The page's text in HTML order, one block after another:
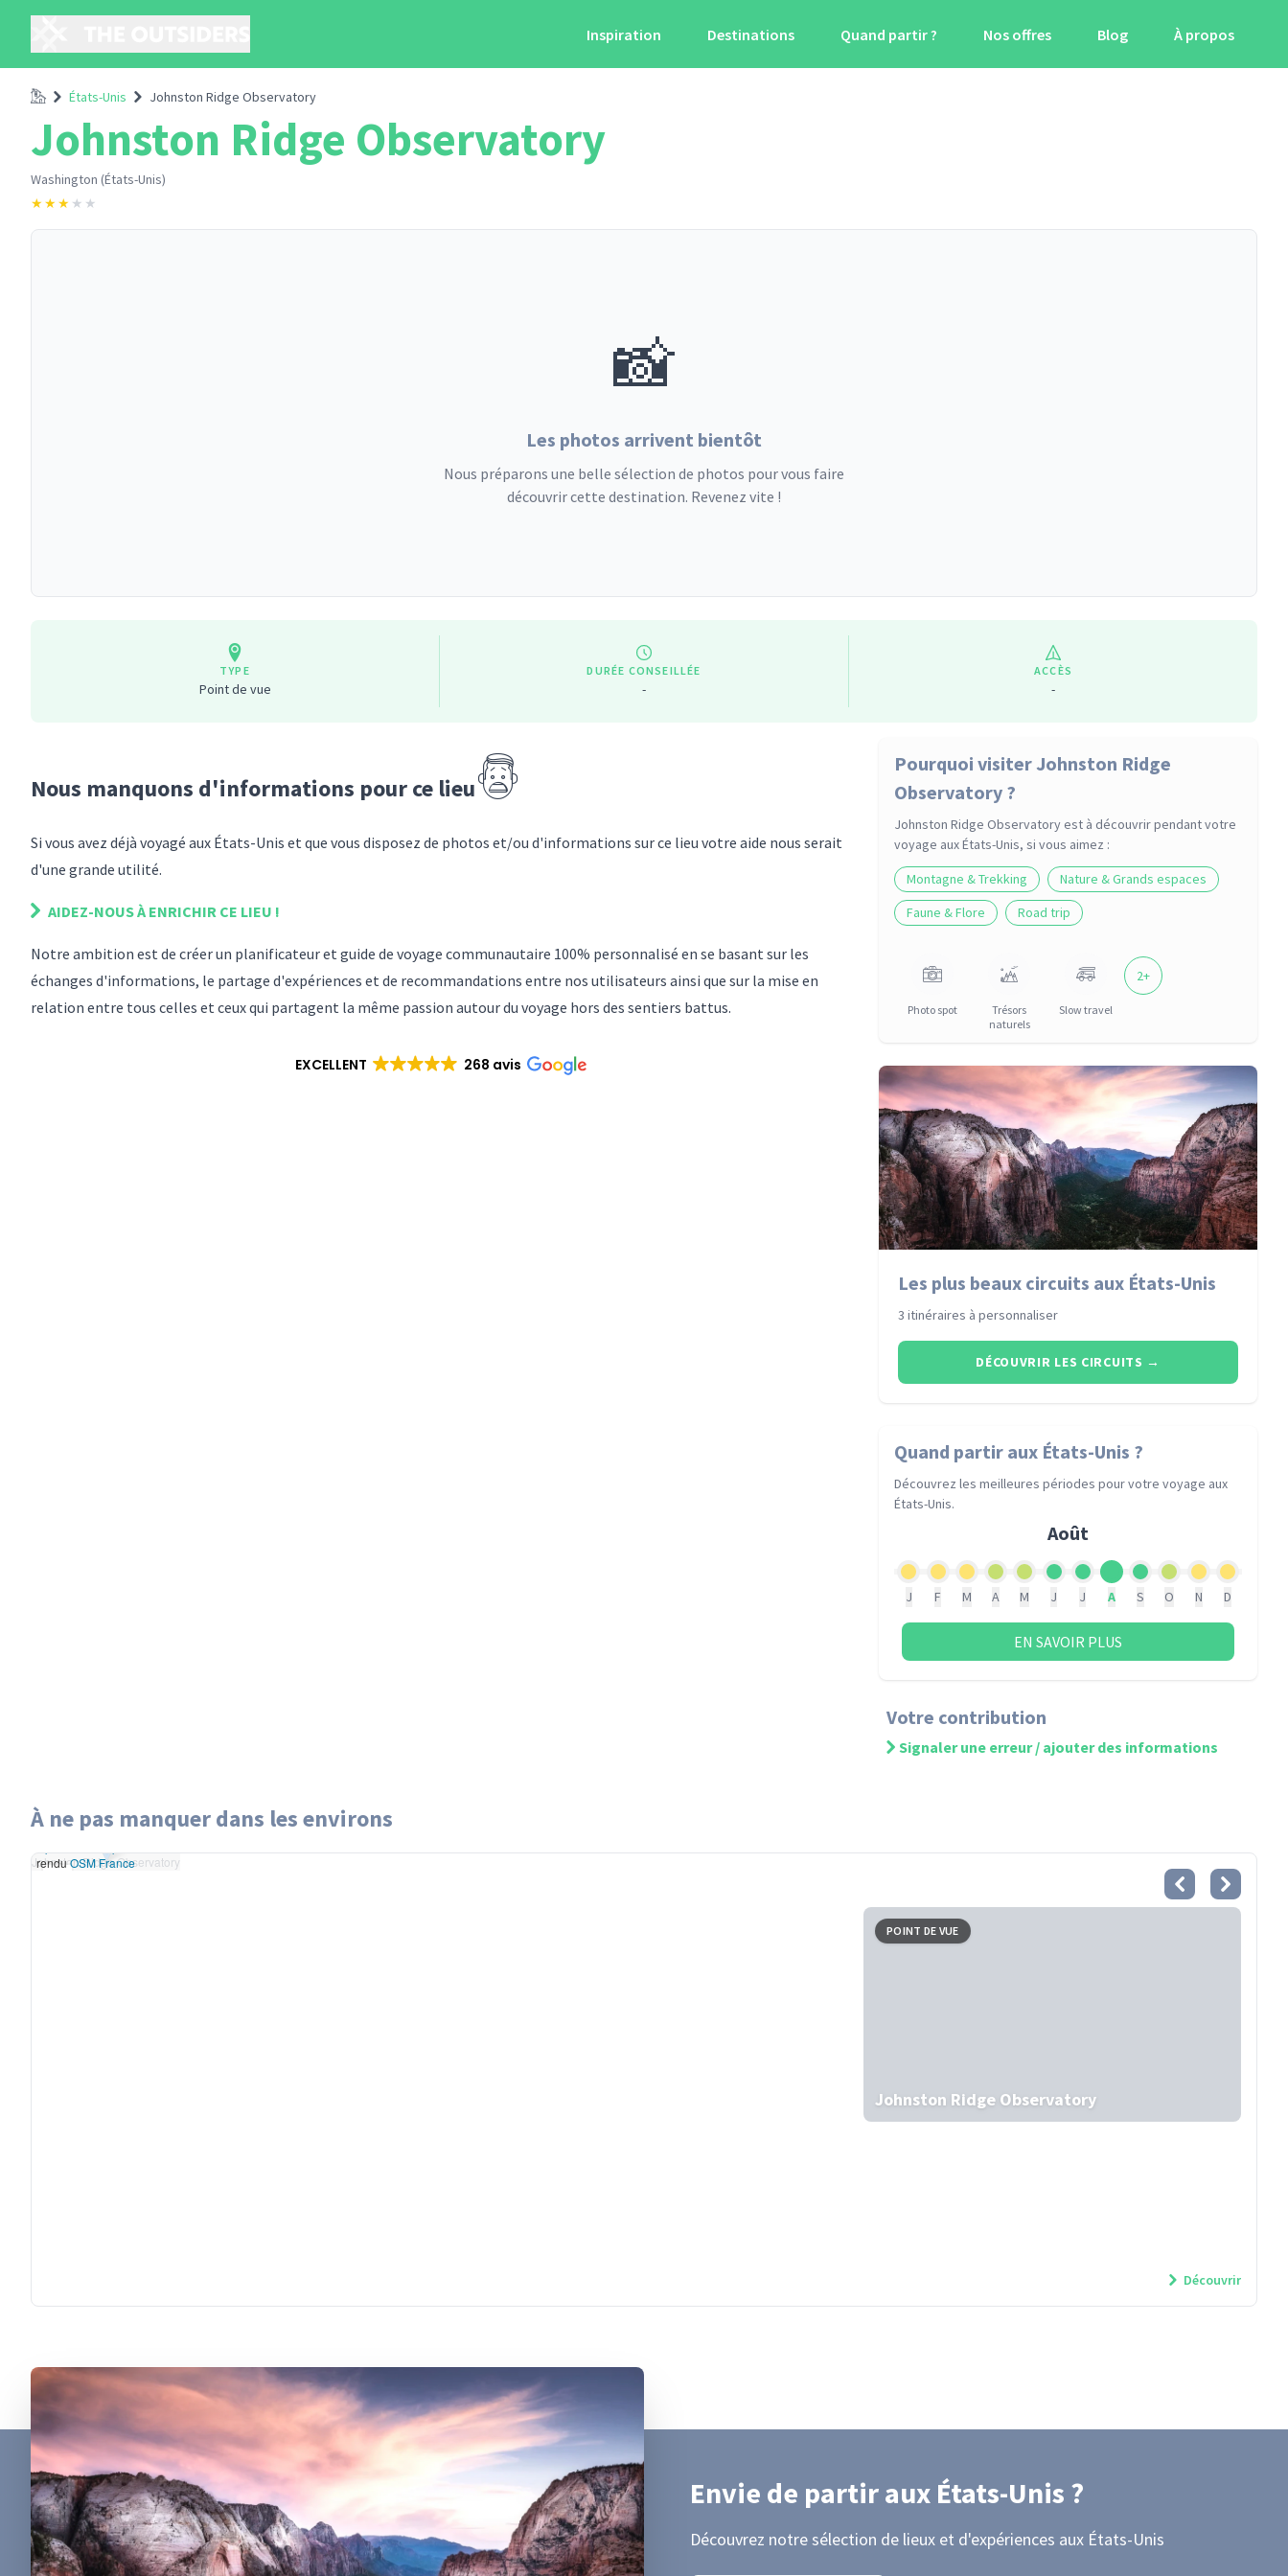
Inspiration Destinations Quand partir ? Nos offres Blog À propos
AccueilÉtats-Unis Johnston Ridge Observatory
Johnston Ridge Observatory
Washington (États-Unis)
★★★ ★ ★
📸
Les photos arrivent bientôt
Nous préparons une belle sélection de photos pour vous faire
découvrir cette destination. Revenez vite !
TYPE
Point de vue
DURÉE CONSEILLÉE
-
ACCÈS
-
Nous manquons d'informations pource lieu
Si vous avez déjà voyagé aux États-Unis et que vous disposez de photos et/ou d'informations surce lieu votre aide nous serait
d'une grande utilité.
AIDEZ-NOUS À ENRICHIR CE LIEU !
Notre ambition est de créer un planificateur et guide de voyage communautaire 100% personnalisé en se basant sur les
échanges d'informations, le partage d'expériences et de recommandations entre nos utilisateurs ainsi que sur la mise en
relation entre tous celles et ceux qui partagent la même passion autour du voyage hors des sentiers battus.
EXCELLENT 268 avis
Pourquoi visiter Johnston Ridge
Observatory ?
Johnston Ridge Observatory est à découvrir pendant votre
voyage aux États-Unis, si vous aimez :
Montagne & Trekking
Nature & Grands espaces
Faune & Flore
Road trip
Photo spot
Trésors
naturels
Slow travel
2+
Les plus beaux circuits aux États-Unis
3 itinéraires à personnaliser
DÉCOUVRIR LES CIRCUITS →
Quand partir aux États-Unis ?
Découvrez les meilleures périodes pour votre voyage aux
États-Unis.
Août
J F M A M J J A S O N D
EN SAVOIR PLUS
Votre contribution
Signaler une erreur / ajouter des informations
À ne pas manquer dans les environs
Johnston Ridge Observatory
Leaflet données ©
renduOSM France
Johnston Ridge Observatory
POINT DE VUE
Johnston Ridge Observatory
Découvrir
Envie de partiraux États-Unis ?
Découvrez notre sélection de lieux et d'expériences aux États-Unis